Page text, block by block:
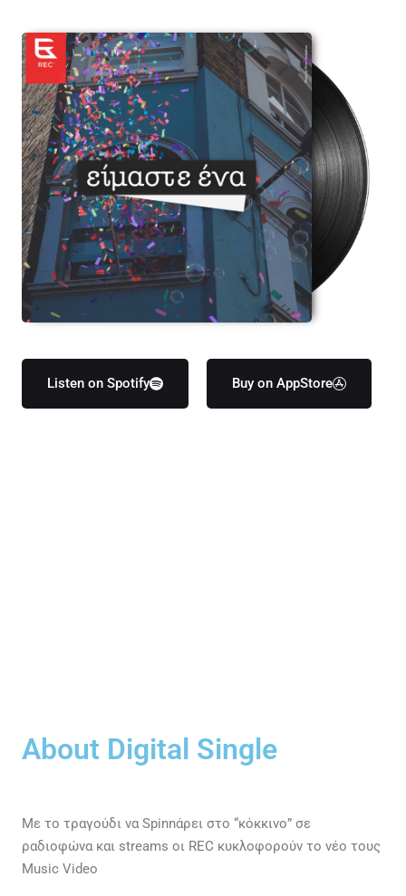
Listen on Spotify Buy on AppStore
About Digital Single
Με το τραγούδι να Spinnάρει στο “κόκκινο” σε
ραδιoφώνα και streams οι REC κυκλοφορούν το νέο τους
Music Video